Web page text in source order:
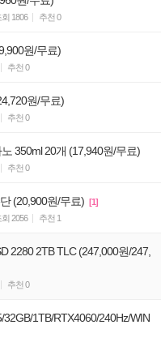
회 1806 추천 0
원/무료)
추천 0
원/무료)
추천 0
350ml 20개 (17,940원/무료)
추천 0
(20,900원/무료) [1]
회 2056 추천 1
2280 2TB TLC (247,000원/247,
추천 0
1TB/RTX4060/240Hz/WIN